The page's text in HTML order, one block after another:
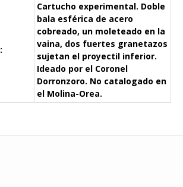
Cartucho experimental. Doble
bala esférica de acero
cobreado, un moleteado en la
vaina, dos fuertes granetazos
sujetan el proyectil inferior.
Ideado por el Coronel
Dorronzoro. No catalogado en
el Molina-Orea.